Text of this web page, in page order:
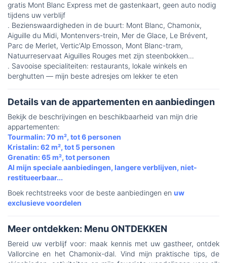
gratis Mont Blanc Express met de gastenkaart, geen auto nodig
tijdens uw verblijf
. Bezienswaardigheden in de buurt: Mont Blanc, Chamonix,
Aiguille du Midi, Montenvers-trein, Mer de Glace, Le Brévent,
Parc de Merlet, Vertic'Alp Emosson, Mont Blanc-tram,
Natuurreservaat Aiguilles Rouges met zijn steenbokken…
. Savooise specialiteiten: restaurants, lokale winkels en
berghutten — mijn beste adresjes om lekker te eten
Details van de appartementen en aanbiedingen
Bekijk de beschrijvingen en beschikbaarheid van mijn drie
appartementen:
Tourmalin: 70 m², tot 6 personen
Kristalin: 62 m², tot 5 personen
Grenatin: 65 m², tot personen
Al mijn speciale aanbiedingen, langere verblijven, niet-
restitueerbaar...
Boek rechtstreeks voor de beste aanbiedingen en uw
exclusieve voordelen
Meer ontdekken: Menu ONTDEKKEN
Bereid uw verblijf voor: maak kennis met uw gastheer, ontdek
Vallorcine en het Chamonix-dal. Vind mijn praktische tips, de